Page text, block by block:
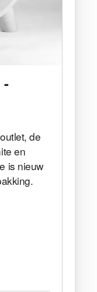
-
de
en
is nieuw